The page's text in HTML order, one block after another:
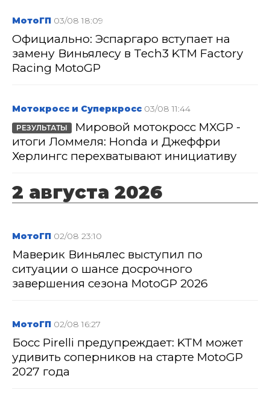
МотоГП 03/08 18:09
Официально: Эспаргаро вступает на
замену Виньялесу в Tech3 KTM Factory
Racing MotoGP
Мотокросс и Суперкросс 03/08 11:44
РЕЗУЛЬТАТЫ
Мировой мотокросс MXGP -
итоги Ломмеля: Honda и Джеффри
Херлингс перехватывают инициативу
2 августа 2026
МотоГП 02/08 23:10
Маверик Виньялес выступил по
ситуации о шансе досрочного
завершения сезона MotoGP 2026
МотоГП 02/08 16:27
Босс Pirelli предупреждает: KTM может
удивить соперников на старте MotoGP
2027 года